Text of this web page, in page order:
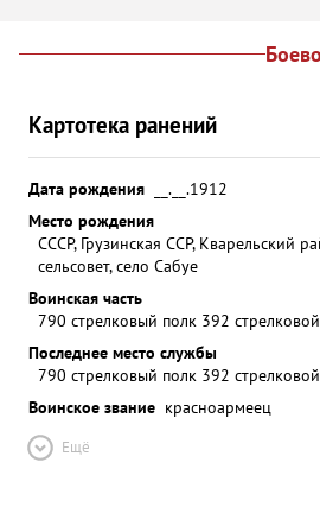
Картотека ранений
Дата рождения
__.__.1912
Место рождения
СССР, Грузинская ССР, Кварельский
сельсовет, село Сабуе
Воинская часть
790 стрелковый полк 392
Последнее место службы
790 стрелковый полк 392
Воинское звание красноармеец
Ещё